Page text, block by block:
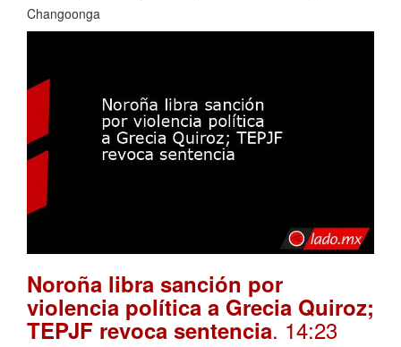
Changoonga
Noroña libra sanción por
violencia política a Grecia Quiroz;
TEPJF revoca sentencia. 14:23